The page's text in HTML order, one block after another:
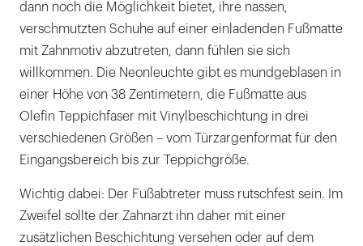
dann noch die Möglichkeit bietet, ihre nassen,
verschmutzten Schuhe auf einer einladenden Fußmatte
mit Zahnmotiv abzutreten, dann fühlen sie sich
willkommen. Die Neonleuchte gibt es mundgeblasen in
einer Höhe von 38 Zentimetern, die Fußmatte aus
Olefin Teppichfaser mit Vinylbeschichtung in drei
verschiedenen Größen – vom Türzargenformat für den
Eingangsbereich bis zur Teppichgröße.
Wichtig dabei: Der Fußabtreter muss rutschfest sein. Im
Zweifel sollte der Zahnarzt ihn daher mit einer
zusätzlichen Beschichtung versehen oder auf dem